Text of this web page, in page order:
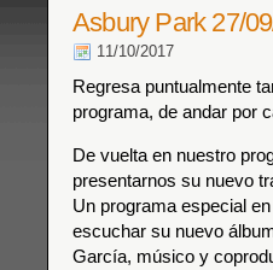
Asbury Park 27/
11/10/2017
Regresa puntualmente
programa, de andar por
De vuelta en nuestro
presentarnos su nuevo
Un programa especial
escuchar su nuevo
García, músico y